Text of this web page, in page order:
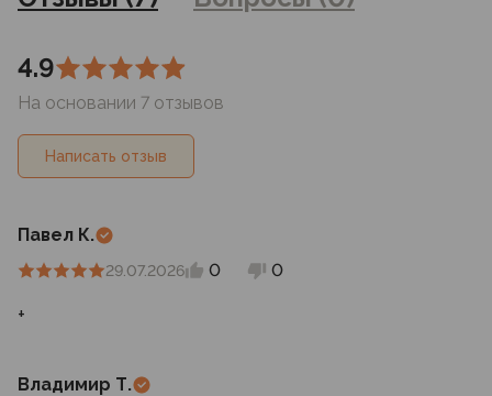
4.9
На основании 7 отзывов
Написать отзыв
Павел К.
29.07.2026 0 0
+
Владимир Т.